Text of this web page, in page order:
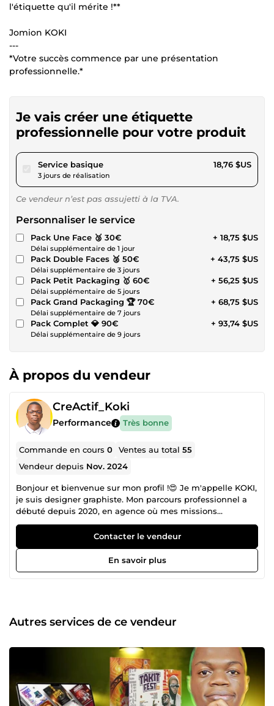
l'étiquette qu'il mérite !**
Jomion KOKI
---
*Votre succès commence par une présentation
professionnelle.*
Je vais créer une étiquette
professionnelle pour votre produit
Service basiquepour 17,28 $US
3 jours de réalisation
18,76 $US
Ce vendeur n’est pas assujetti à la TVA.
Personnaliser le service
Pack Une Face 🥉 30€
Délai supplémentaire de 1 jour
+ 18,75 $US
Pack Double Faces 🥈 50€
Délai supplémentaire de 3 jours
+ 43,75 $US
Pack Petit Packaging 🥇 60€
Délai supplémentaire de 5 jours
+ 56,25 $US
Pack Grand Packaging 🏆 70€
Délai supplémentaire de 7 jours
+ 68,75 $US
Pack Complet 💎 90€
Délai supplémentaire de 9 jours
+ 93,74 $US
À propos du vendeur
CreActif_Koki
Performance Très bonne
Commande en cours0 Ventes au total55
Vendeur depuis Nov. 2024
Bonjour et bienvenue sur mon profil !😍 Je m'appelle KOKI,
je suis designer graphiste. Mon parcours professionnel a
débuté depuis 2020, en agence où mes missions
consistaient à la création de tous types de support de
communication visuels (web, imprimables, digitaux et
interactifs). Par la suite, grâce à mon savoir-faire et un
besoin d'autonomie, je me suis lancé à mon propre
compte depuis deux ans, mettant ainsi mes compétences
meilleur résultat tout en minimisant vos couts, contactez-
moi dès maintenant ! 🤔Une question ? Discutons-en.
votre service. Cliquez maintenant sur le bouton ME
Contacter le vendeur
En savoir plus
Autres services de ce vendeur